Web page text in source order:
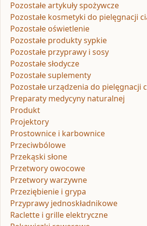
Pozostałe artykuły spożywcze
Pozostałe kosmetyki do pielęgnacji
Pozostałe oświetlenie
Pozostałe produkty sypkie
Pozostałe przyprawy i sosy
Pozostałe słodycze
Pozostałe suplementy
Pozostałe urządzenia do pielęgnacji
Preparaty medycyny naturalnej
Produkt
Projektory
Prostownice i karbownice
Przeciwbólowe
Przekąski słone
Przetwory owocowe
Przetwory warzywne
Przeziębienie i grypa
Przyprawy jednoskładnikowe
Raclette i grille elektryczne